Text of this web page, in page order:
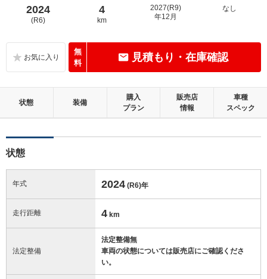
2024
(R6)
4
km
2027(R9)
年12月
なし
無
料
見積もり・在庫確認
状態 装備
購入
プラン
販売店
情報
車種
スペック
状態
年式 2024 (R6)年
走行距離 4 km
法定整備
法定整備無
車両の状態については販売店にご確認くださ
い。